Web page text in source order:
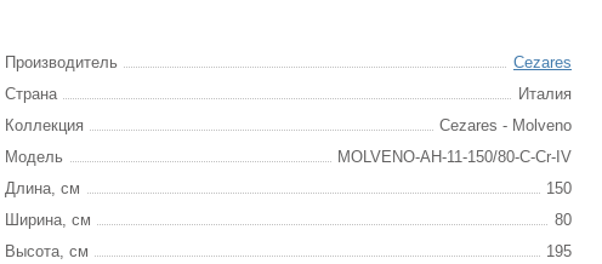
Производитель
Cezares
Страна
Италия
Коллекция
Cezares - Molveno
Модель
MOLVENO-AH-11-150/80-C-Cr-IV
Длина, см
150
Ширина, см
80
Высота, см
195